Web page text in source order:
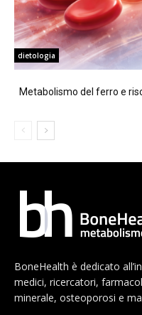
dietologia
Metabolismo del ferro e
BoneHealth è dedicato
medici, ricercatori,
minerale, osteoporosi e